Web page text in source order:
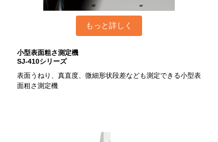
もっと詳しく
小型表面粗さ測定機
SJ-410シリーズ
表面うねり、真直度、微細形状段差なども測定できる小型表
面粗さ測定機